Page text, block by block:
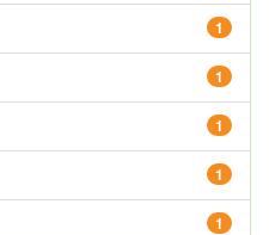
1
1
1
1
1